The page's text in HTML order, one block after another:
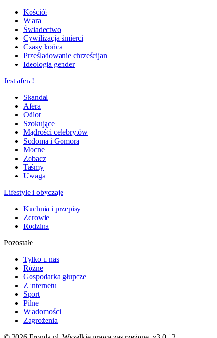
Kościół
Wiara
Świadectwo
Cywilizacja śmierci
Czasy końca
Prześladowanie chrześcijan
Ideologia gender
Jest afera!
Skandal
Afera
Odlot
Szokujące
Mądrości celebrytów
Sodoma i Gomora
Mocne
Zobacz
Taśmy
Uwaga
Lifestyle i obyczaje
Kuchnia i przepisy
Zdrowie
Rodzina
Pozostałe
Tylko u nas
Różne
Gospodarka głupcze
Z internetu
Sport
Pilne
Wiadomości
Zagrożenia